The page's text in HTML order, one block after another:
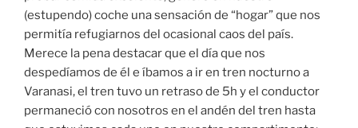
(estupendo) coche una sensación de “hogar” que nos
permitía refugiarnos del ocasional caos del país.
Merece la pena destacar que el día que nos
despedíamos de él e íbamos a ir en tren nocturno a
Varanasi, el tren tuvo un retraso de 5h y el conductor
permaneció con nosotros en el andén del tren hasta